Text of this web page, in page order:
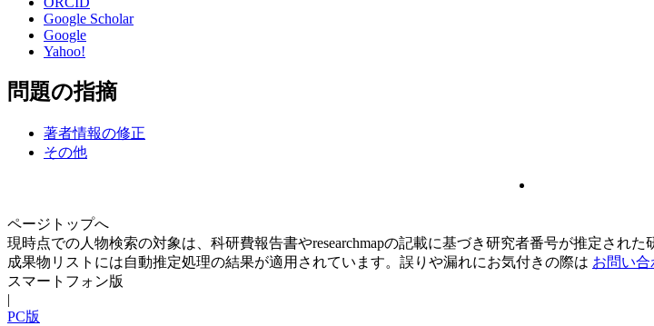
Google Scholar
Google
Yahoo!
問題の指摘
著者情報の修正
その他
ページトップへ
現時点での人物検索の対象は、科研費報告書やresearchmapの記載に基づき研究者番号が推定された
成果物リストには自動推定処理の結果が適用されています。誤りや漏れにお気付きの際は お問い合
スマートフォン版
|
PC版